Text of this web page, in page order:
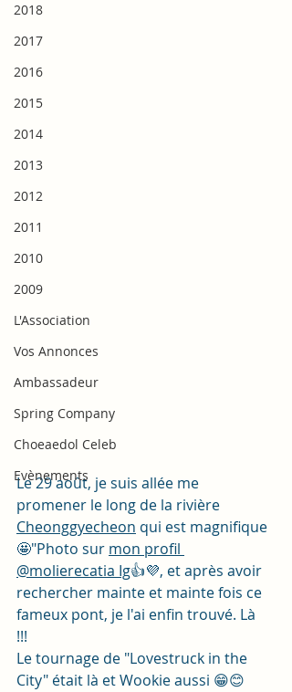
2018
2017
2016
2015
2014
2013
2012
2011
2010
2009
L'Association
Vos Annonces
Ambassadeur
Spring Company
Choeaedol Celeb
Evènements
Le 29 août, je suis allée me
promener le long de la rivière
Cheonggyecheon qui est magnifique
🤩"Photo sur mon profil
@molierecatia Ig👍💜, et après avoir
rechercher mainte et mainte fois ce
fameux pont, je l'ai enfin trouvé. Là
!!!
Le tournage de "Lovestruck in the
City" était là et Wookie aussi 😁😊